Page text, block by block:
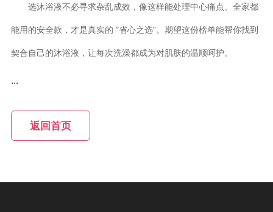
选沐浴液不必寻求杂乱成效，像这样能处理中心痛点、全家都
能用的安全款，才是真实的 “省心之选”。期望这份榜单能帮你找到
契合自己的沐浴液，让每次洗澡都成为对肌肤的温顺呵护。
...
返回首页